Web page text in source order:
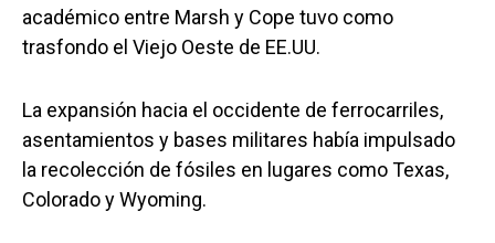
académico entre Marsh y Cope tuvo como
trasfondo el Viejo Oeste de EE.UU.
La expansión hacia el occidente de ferrocarriles,
asentamientos y bases militares había impulsado
la recolección de fósiles en lugares como Texas,
Colorado y Wyoming.